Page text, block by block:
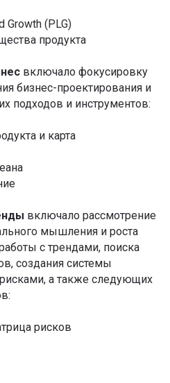
(PLG)
продукта
включало фокусировку
бизнес-проектирования и
подходов и инструментов:
и карта
включало рассмотрение
мышления и роста
с трендами, поиска
создания системы
а также следующих
рисков
на